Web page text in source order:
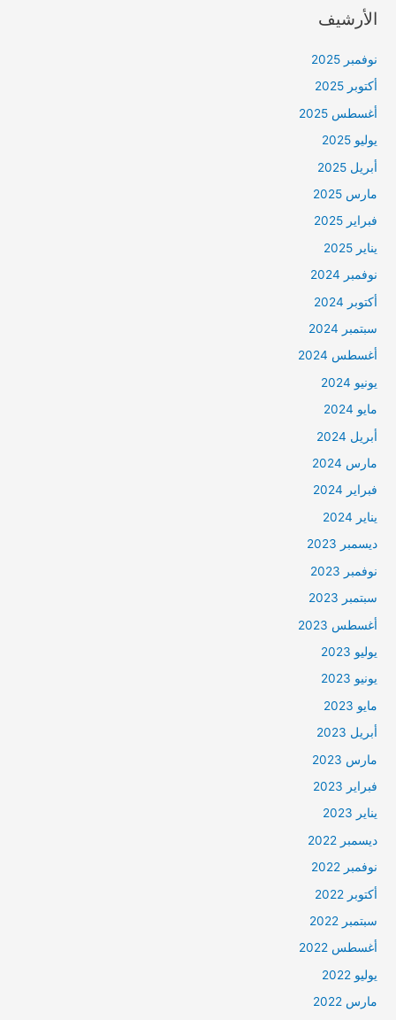
الأرشيف
نوفمبر 2025
أكتوبر 2025
أغسطس 2025
يوليو 2025
أبريل 2025
مارس 2025
فبراير 2025
يناير 2025
نوفمبر 2024
أكتوبر 2024
سبتمبر 2024
أغسطس 2024
يونيو 2024
مايو 2024
أبريل 2024
مارس 2024
فبراير 2024
يناير 2024
ديسمبر 2023
نوفمبر 2023
سبتمبر 2023
أغسطس 2023
يوليو 2023
يونيو 2023
مايو 2023
أبريل 2023
مارس 2023
فبراير 2023
يناير 2023
ديسمبر 2022
نوفمبر 2022
أكتوبر 2022
سبتمبر 2022
أغسطس 2022
يوليو 2022
مارس 2022